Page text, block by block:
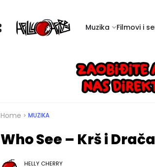
Muzika Filmovi i
Home MUZIKA
Who See – Krš i Drača
HELLY CHERRY